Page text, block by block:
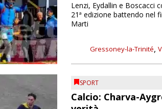
Gressoney-la-Trinité,
Lenzi, Eydallin e Boscacci
21ª edizione battendo nel
Marti
SPORT
Calcio: Charva-